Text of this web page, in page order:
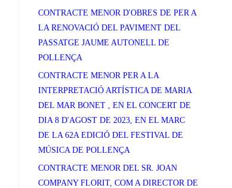
CONTRACTE MENOR D'OBRES DE PER A
LA RENOVACIÓ DEL PAVIMENT DEL
PASSATGE JAUME AUTONELL DE
POLLENÇA
CONTRACTE MENOR PER A LA
INTERPRETACIÓ ARTÍSTICA DE MARIA
DEL MAR BONET , EN EL CONCERT DE
DIA 8 D'AGOST DE 2023, EN EL MARC
DE LA 62A EDICIÓ DEL FESTIVAL DE
MÚSICA DE POLLENÇA
CONTRACTE MENOR DEL SR. JOAN
COMPANY FLORIT, COM A DIRECTOR DE